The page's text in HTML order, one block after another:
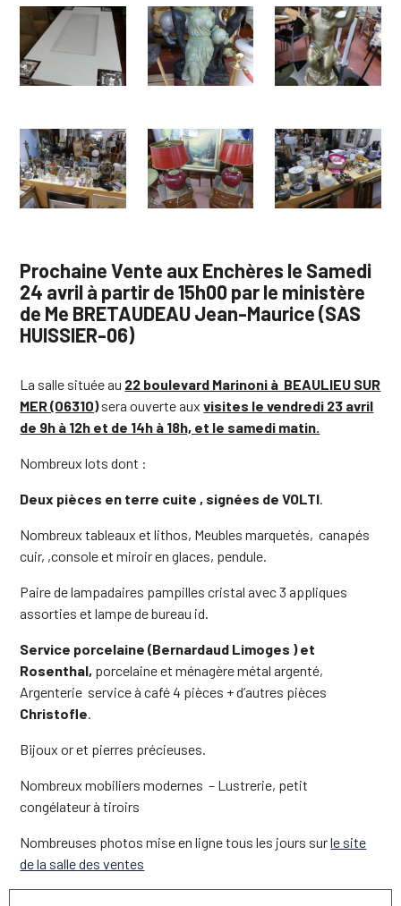
Prochaine Vente aux Enchères le Samedi
24 avril à partir de 15h00 par le ministère
de Me BRETAUDEAU Jean-Maurice (SAS
HUISSIER-06)
La salle située au 22 boulevard Marinoni à BEAULIEU SUR
MER (06310)sera ouverte auxvisites le vendredi 23 avril
de 9h à 12h et de 14h à 18h, et le samedi matin.
Nombreux lots dont :
Deux pièces en terre cuite , signées de VOLTI.
Nombreux tableaux et lithos, Meubles marquetés, canapés
cuir, ,console et miroir en glaces, pendule.
Paire de lampadaires pampilles cristal avec 3 appliques
assorties et lampe de bureau id.
Service porcelaine (Bernardaud Limoges ) et
Rosenthal, porcelaine et ménagère métal argenté,
Argenterie service à café 4 pièces + d’autres pièces
Christofle.
Bijoux or et pierres précieuses.
Nombreux mobiliers modernes – Lustrerie, petit
congélateur à tiroirs
Nombreuses photos mise en ligne tous les jours surle site
de la salle des ventes